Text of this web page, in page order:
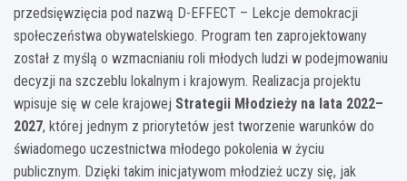
przedsięwzięcia pod nazwą D-EFFECT – Lekcje demokracji
społeczeństwa obywatelskiego. Program ten zaprojektowany
został z myślą o wzmacnianiu roli młodych ludzi w podejmowaniu
decyzji na szczeblu lokalnym i krajowym. Realizacja projektu
wpisuje się w cele krajowej Strategii Młodzieży na lata 2022–
2027, której jednym z priorytetów jest tworzenie warunków do
świadomego uczestnictwa młodego pokolenia w życiu
publicznym. Dzięki takim inicjatywom młodzież uczy się, jak